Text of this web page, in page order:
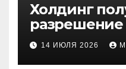
Холдинг
разрешение
Турции
14 ИЮЛЯ 2026